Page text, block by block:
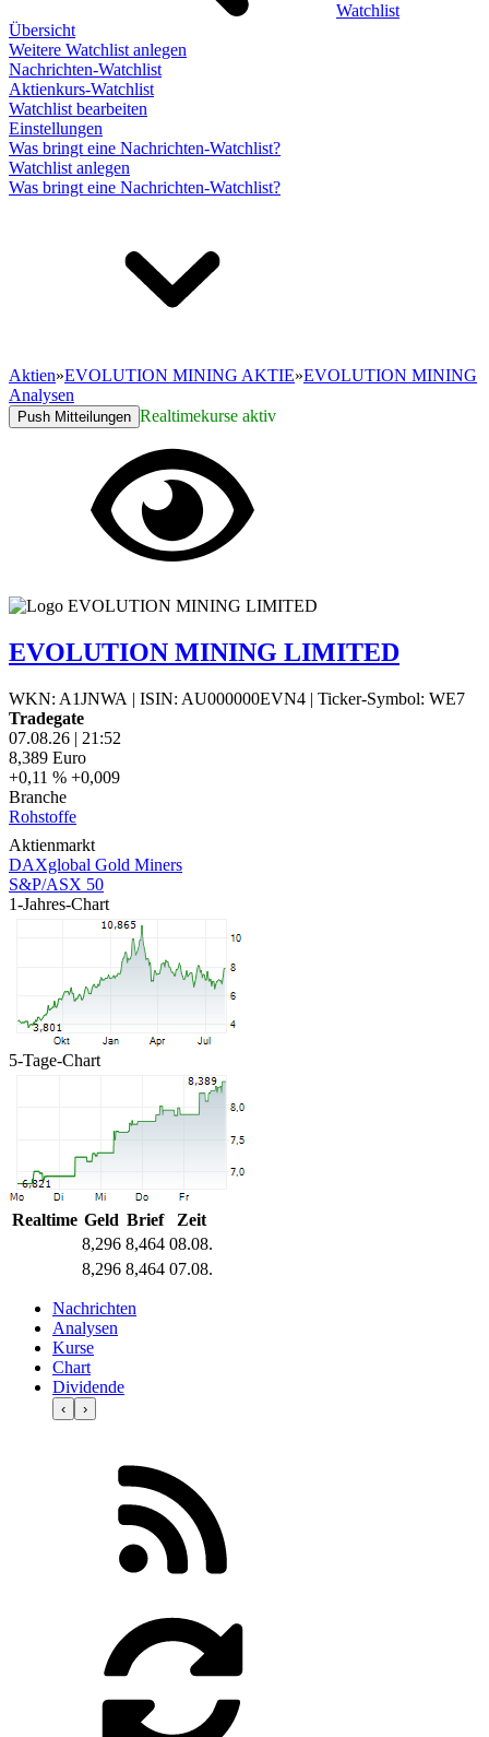
Watchlist
Übersicht
Weitere Watchlist anlegen
Nachrichten-Watchlist
Aktienkurs-Watchlist
Watchlist bearbeiten
Einstellungen
Was bringt eine Nachrichten-Watchlist?
Watchlist anlegen
Was bringt eine Nachrichten-Watchlist?
Aktien»EVOLUTION MINING AKTIE»EVOLUTION MINING
Analysen
Push Mitteilungen Realtimekurse aktiv
EVOLUTION MINING LIMITED
WKN: A1JNWA | ISIN: AU000000EVN4 | Ticker-Symbol: WE7
Tradegate
07.08.26 | 21:52
8,389 Euro
+0,11 % +0,009
Branche
Rohstoffe
Aktienmarkt
DAXglobal Gold Miners
S&P/ASX 50
1-Jahres-Chart
5-Tage-Chart
Realtime Geld Brief
Zeit
8,296 8,464 08.08.
8,296 8,464 07.08.
Nachrichten
Analysen
Kurse
Chart
Dividende
‹ ›